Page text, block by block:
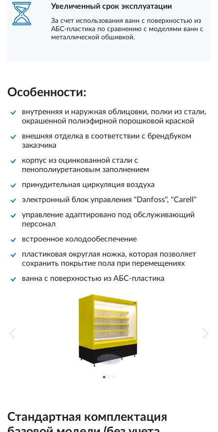
Увеличенный срок эксплуатации
За счет использования ванн с поверхностью из
АБС-пластика по сравнению с моделями ванн с
металлической обшивкой.
Особенности:
внутренняя и наружная облицовки, полки из стали,
окрашенной полиэфирной порошковой краской
внешняя отделка в соответствии с брендбуком
заказчика
корпус из оцинкованной стали с
пенополиуретановым заполнением
принудительная циркуляция воздуха
электронный блок управления "Danfoss", "Carell"
управление адаптировано под обслуживающий
персонал
встроенное холодообеспечение
пластиковая округлая ножка, которая позволяет
сохранить покрытие пола при перемещениях
ванна с поверхностью из АБС-пластика
Стандартная комплектация